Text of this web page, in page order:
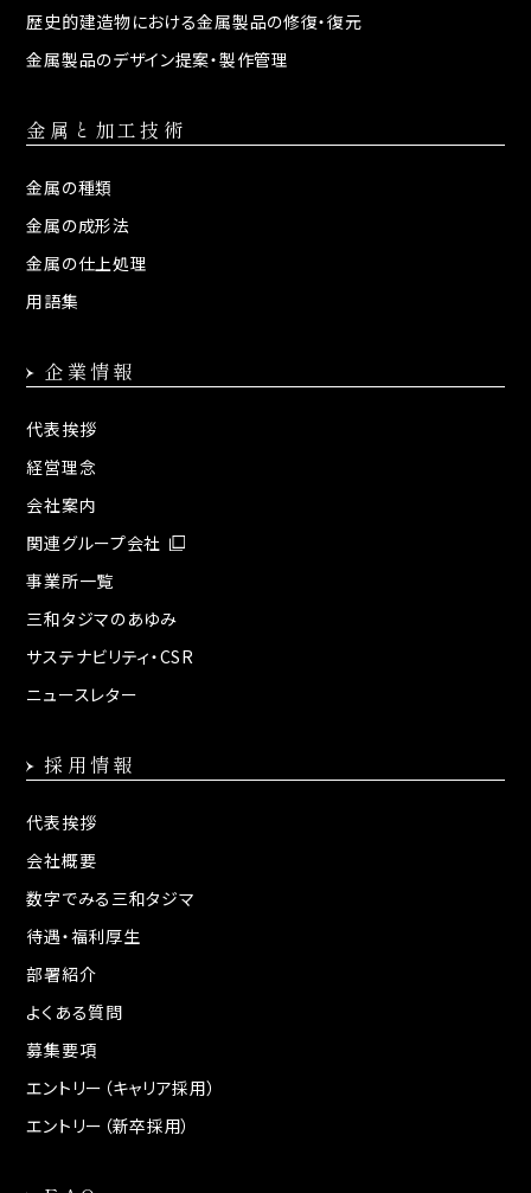
歴史的建造物における金属製品の修復・復元
金属製品のデザイン提案・製作管理
金属と加工技術
金属の種類
金属の成形法
金属の仕上処理
用語集
企業情報
代表挨拶
経営理念
会社案内
関連グループ会社
事業所一覧
三和タジマのあゆみ
サステナビリティ・CSR
ニュースレター
採用情報
代表挨拶
会社概要
数字でみる三和タジマ
待遇・福利厚生
部署紹介
よくある質問
募集要項
エントリー（キャリア採用）
エントリー（新卒採用）